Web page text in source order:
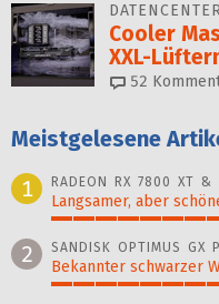
Cooler
XXL-
52
Meistgelesene
1
RADEON RX 7800 XT &
Langsamer, aber
2 SANDISK OPTIMUS GX
Bekannter schwarzer